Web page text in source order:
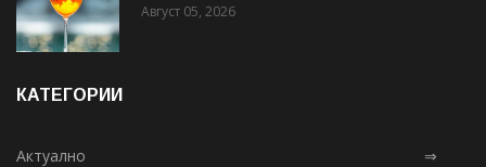
Август 05, 2026
КАТЕГОРИИ
Актуално ⇒